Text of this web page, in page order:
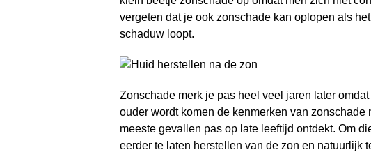
vergeten dat je ook zonschade kan oplopen als
schaduw loopt.
Zonschade merk je pas heel veel jaren later
ouder wordt komen de kenmerken van
meeste gevallen pas op late leeftijd ontdekt. Om
eerder te laten herstellen van de zon en natuurlijk